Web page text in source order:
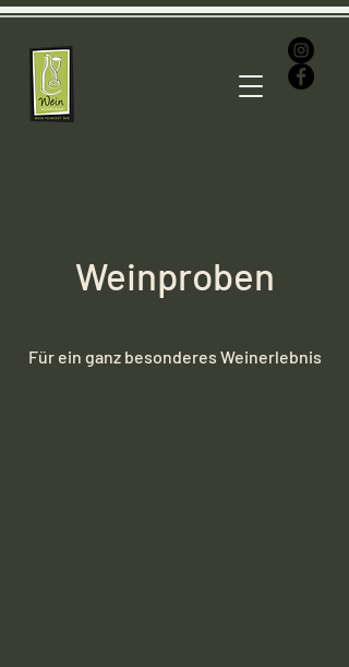
Weinproben
Für ein ganz besonderes Weinerlebnis